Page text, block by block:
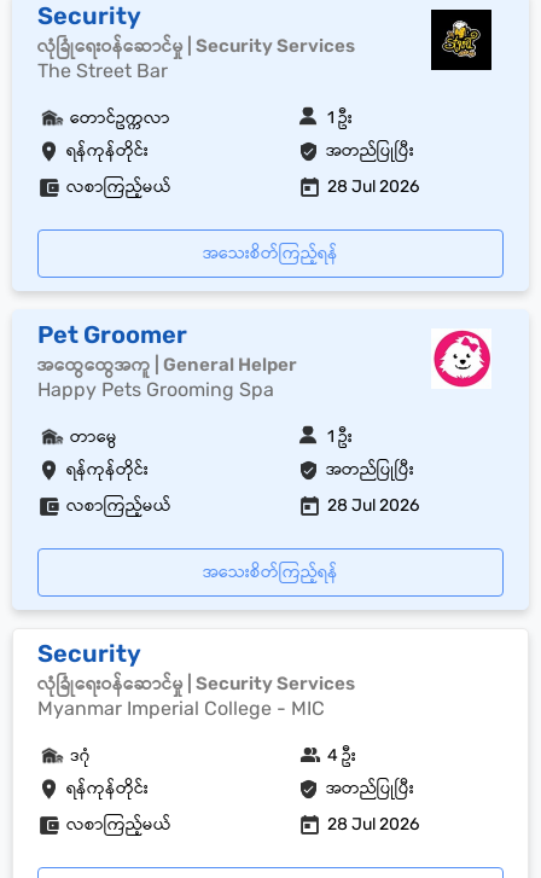
Security
လုံခြုံရေးဝန်ဆောင်မှု | Security Services
The Street Bar
ရန်ကုန်တိုင်း အတည်ပြုပြီး
တောင်ဥက္ကလာ 1 ဦး
လစာကြည့်မယ် 28 Jul 2026
အသေးစိတ်ကြည့်ရန်
Pet Groomer
အထွေထွေအကူ | General Helper
Happy Pets Grooming Spa
ရန်ကုန်တိုင်း အတည်ပြုပြီး
တာမွေ 1 ဦး
လစာကြည့်မယ် 28 Jul 2026
အသေးစိတ်ကြည့်ရန်
Security
လုံခြုံရေးဝန်ဆောင်မှု | Security Services
Myanmar Imperial College - MIC
ရန်ကုန်တိုင်း အတည်ပြုပြီး
ဒဂုံ 4 ဦး
လစာကြည့်မယ် 28 Jul 2026